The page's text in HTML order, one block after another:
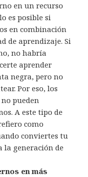
en un recurso
es posible si
en combinación
de aprendizaje. Si
no habría
aprender
negra, pero no
Por eso, los
pueden
A este tipo de
como
conviertes tu
la generación de
en más